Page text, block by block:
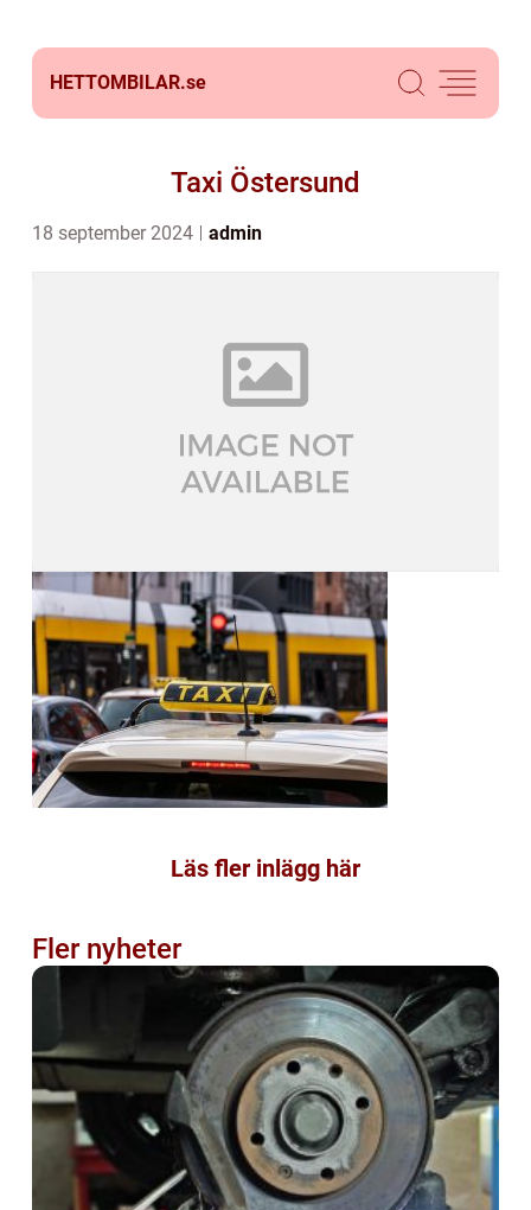
HETTOMBILAR.se
Taxi Östersund
18 september 2024 admin
Läs fler inlägg här
Fler nyheter